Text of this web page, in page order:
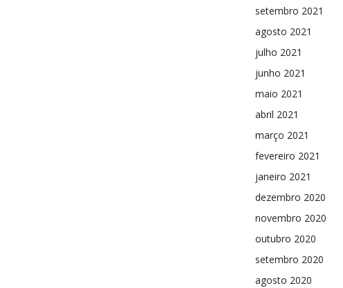
setembro 2021
agosto 2021
julho 2021
junho 2021
maio 2021
abril 2021
março 2021
fevereiro 2021
janeiro 2021
dezembro 2020
novembro 2020
outubro 2020
setembro 2020
agosto 2020